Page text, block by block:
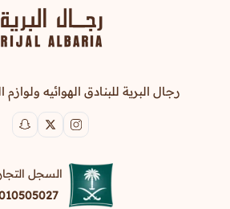
رجال البرية للبنادق الهوائيه
السجل